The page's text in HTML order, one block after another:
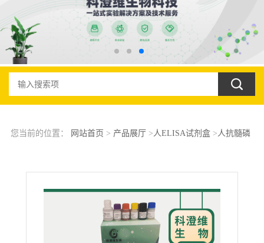
您当前的位置： 网站首页 > 产品展厅> 人ELISA试剂盒> 人抗髓磷